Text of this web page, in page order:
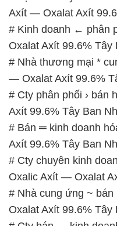
— Oxalat Axít 99.6%
# Cty phân phối › bán
Axít 99.6% Tây Ban
# Bán ═ kinh doanh
Axít 99.6% Tây Ban
# Cty chuyên kinh
Oxalic Axít — Oxalat
# Nhà cung ứng ~
Oxalat Axít 99.6% Tây
# Cty bán ← kinh
Oxalat Axít 99.6% Tây
# Đơn vị cung ứng –
Oxalat Axít 99.6% Tây